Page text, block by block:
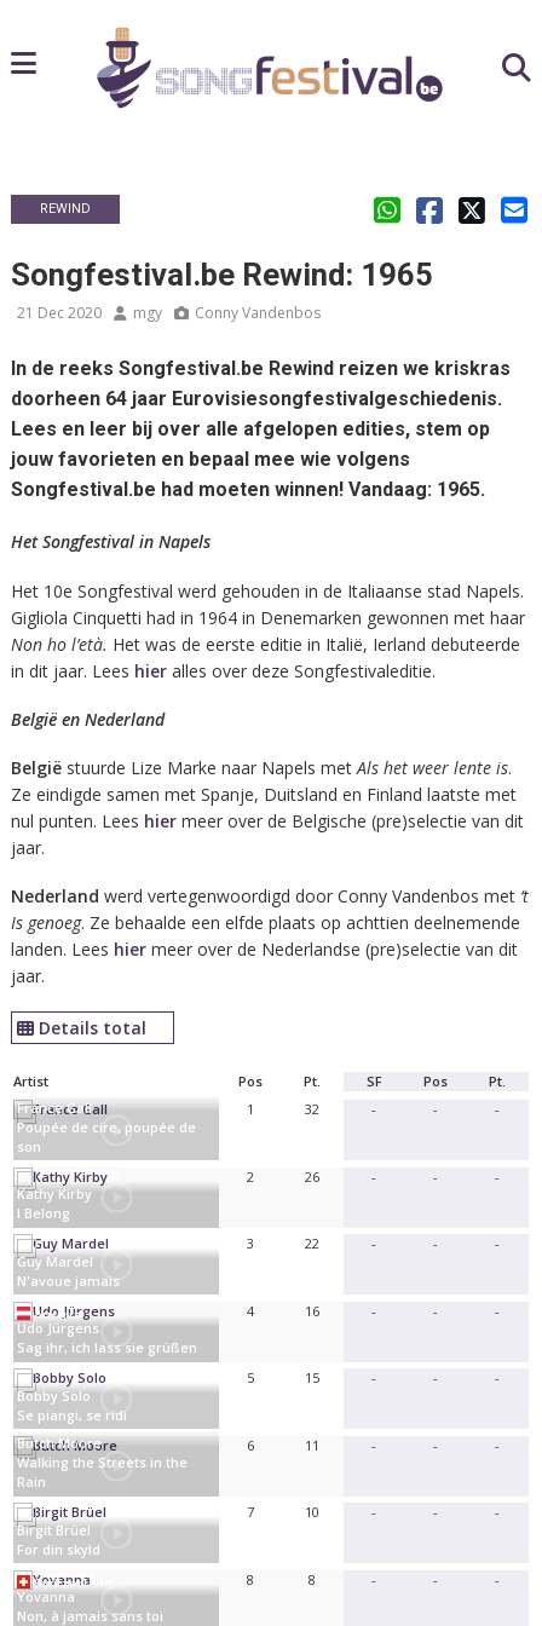
REWIND
Songfestival.be Rewind: 1965
21 Dec 2020 mgy Conny Vandenbos
In de reeks Songfestival.be Rewind reizen we kriskras
doorheen 64 jaar Eurovisiesongfestivalgeschiedenis.
Lees en leer bij over alle afgelopen edities, stem op
jouw favorieten en bepaal mee wie volgens
Songfestival.be had moeten winnen! Vandaag: 1965.
Het Songfestival in Napels
Het 10e Songfestival werd gehouden in de Italiaanse stad Napels.
Gigliola Cinquetti had in 1964 in Denemarken gewonnen met haar
Non ho l’età. Het was de eerste editie in Italië, Ierland debuteerde
in dit jaar. Lees hieralles over deze Songfestivaleditie.
België en Nederland
Belgiëstuurde Lize Marke naar Napels metAls het weer lente is.
Ze eindigde samen met Spanje, Duitsland en Finland laatste met
nul punten. Lees hiermeer over de Belgische (pre)selectie van dit
jaar.
Nederland werd vertegenwoordigd door Conny Vandenbos met ‘t
Is genoeg. Ze behaalde een elfde plaats op achttien deelnemende
landen. Lees hiermeer over de Nederlandse (pre)selectie van dit
jaar.
Details total
Artist Pos Pt. SF Pos Pt.
Luxembourg
France Gall
Poupée de cire, poupée de
son
1 32 - - -
United Kingdom
Kathy Kirby
I Belong
2 26 - - -
France
Guy Mardel
N'avoue jamais
3 22 - - -
Austria
Udo Jürgens
Sag ihr, ich lass sie grüßen
4 16 - - -
Italy
Bobby Solo
Se piangi, se ridi
5 15 - - -
Ireland
Butch Moore
Walking the Streets in the
Rain
6 11 - - -
Denmark
Birgit Brüel
For din skyld
7 10 - - -
Switzerland
Yovanna
Non, à jamais sans toi
8 8 - - -